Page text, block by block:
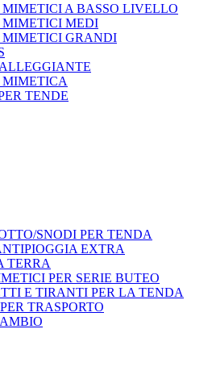
A BASSO LIVELLO
MEDI
GRANDI
MIMETICA
TENDE
SNODI PER TENDA
EXTRA
TERRA
PER SERIE BUTEO
E TIRANTI PER LA TENDA
TRASPORTO